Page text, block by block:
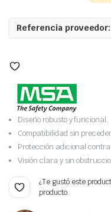
Referencia proveedor:
Diseño robusto y funcional.
Compatibilidad sin
Protección adicional
Visión clara y sin
¿Te gustó este
producto.